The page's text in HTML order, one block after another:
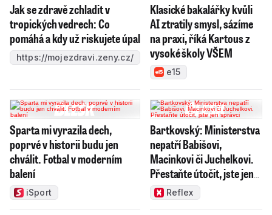
Jak se zdravě zchladit v
tropických vedrech: Co
pomáhá a kdy už riskujete úpal
https://mojezdravi.zeny.cz/
Klasické bakalářky kvůli
AI ztratily smysl, sázíme
na praxi, říká Kartous z
vysoké školy VŠEM
e15
Sparta mi vyrazila dech,
poprvé v historii budu jen
chválit. Fotbal v moderním
balení
iSport
Bartkovský: Ministerstva
nepatří Babišovi,
Macinkovi či Juchelkovi.
Přestaňte útočit, jste jen
správci
Reflex